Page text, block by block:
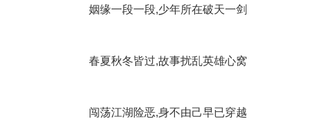
姻缘一段一段,少年所在破天一剑
春夏秋冬皆过,故事扰乱英雄心窝
闯荡江湖险恶,身不由己早已穿越